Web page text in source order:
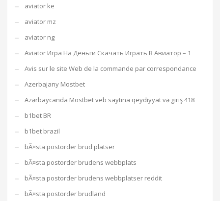
aviator ke
aviator mz
aviator ng
Aviator Игра На Деньги Скачать Играть В Авиатор – 1
Avis sur le site Web de la commande par correspondance
Azerbajany Mostbet
Azərbaycanda Mostbet veb saytına qeydiyyat və giriş 418
b1bet BR
b1bet brazil
bÃ¤sta postorder brud platser
bÃ¤sta postorder brudens webbplats
bÃ¤sta postorder brudens webbplatser reddit
bÃ¤sta postorder brudland